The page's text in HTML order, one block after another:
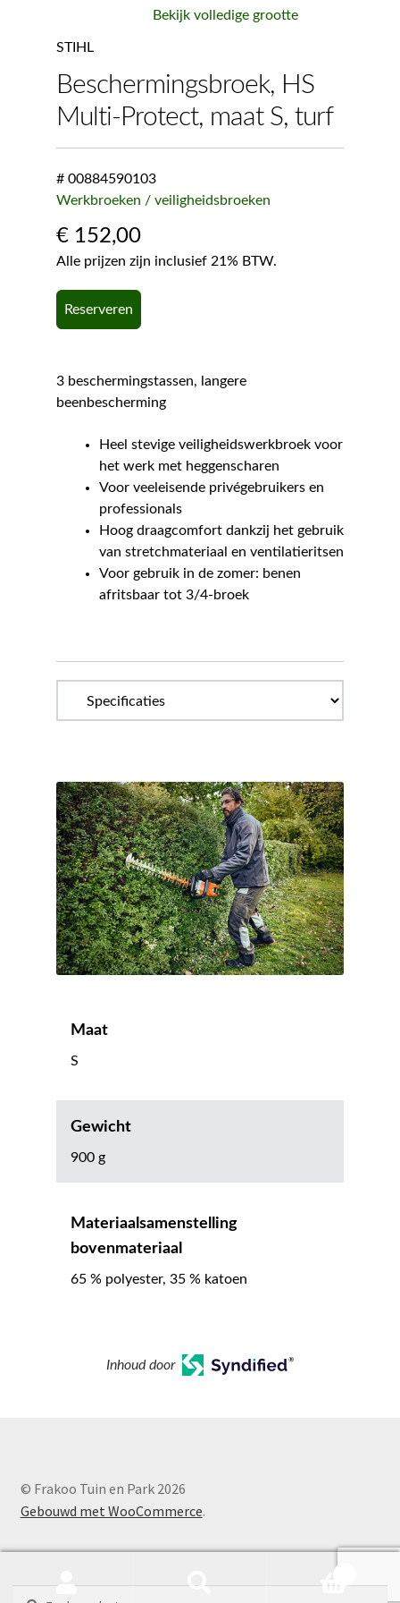
Bekijk volledige grootte
STIHL
Beschermingsbroek, HS
Multi-Protect, maat S, turf
# 00884590103
Werkbroeken / veiligheidsbroeken
€152,00
Alle prijzen zijn inclusief 21% BTW.
Reserveren
3 beschermingstassen, langere
beenbescherming
Heel stevige veiligheidswerkbroek voor
het werk met heggenscharen
Voor veeleisende privégebruikers en
professionals
Hoog draagcomfort dankzij het gebruik
van stretchmateriaal en ventilatieritsen
Voor gebruik in de zomer: benen
afritsbaar tot 3/4-broek
Maat
S
Gewicht
900 g
Materiaalsamenstelling
bovenmateriaal
65 % polyester, 35 % katoen
Inhoud door
© Frakoo Tuin en Park 2026
Gebouwd met WooCommerce.